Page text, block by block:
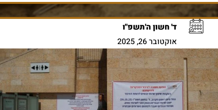
ד' חשון ה'תשפ"ו
אוקטובר 26, 2025